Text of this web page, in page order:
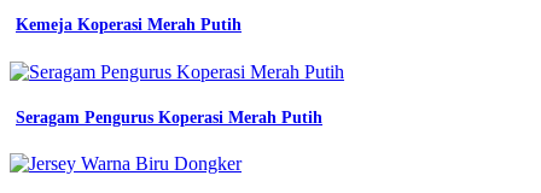
dinas
kemeja
baju
bumn
Kemeja Koperasi Merah Putih
Seragam Pengurus Koperasi Merah Putih